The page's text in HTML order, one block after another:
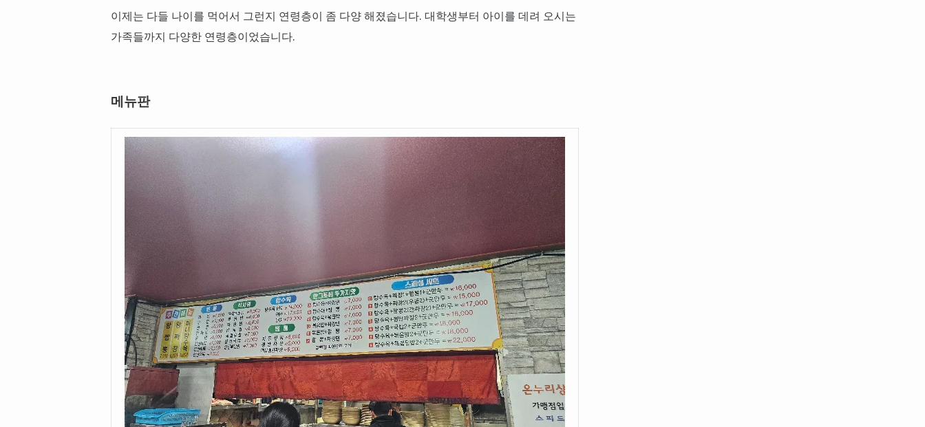
이제는 다들 나이를 먹어서 그런지 연령층이 좀 다양 해졌습니다. 대학생부터 아이를 데려 오시는
가족들까지 다양한 연령층이었습니다.
메뉴판